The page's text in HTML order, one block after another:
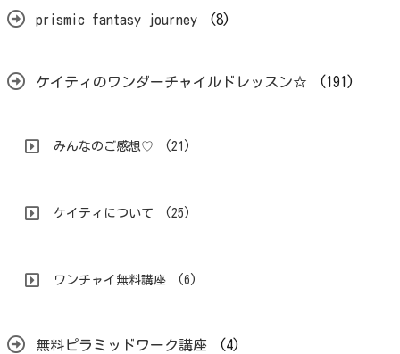
prismic fantasy journey (8)
ケイティのワンダーチャイルドレッスン☆ (191)
みんなのご感想♡ (21)
ケイティについて (25)
ワンチャイ無料講座 (6)
無料ピラミッドワーク講座 (4)